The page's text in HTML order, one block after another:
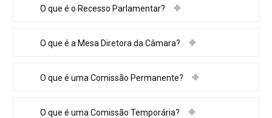
O que é o Recesso Parlamentar?
O que é a Mesa Diretora da Câmara?
O que é uma Comissão Permanente?
O que é uma Comissão Temporária?